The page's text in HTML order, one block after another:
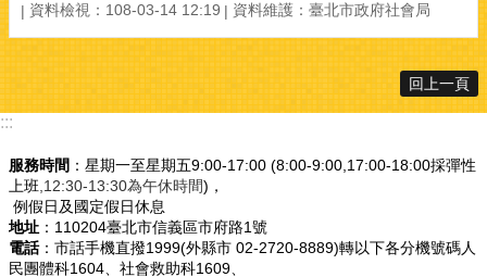
資料檢視：108-03-14 12:19
資料維護：臺北市政府社會局
回上一頁
:::
服務時間 ：星期一至星期五9:00-17:00 (8:00-9:00,17:00-18:00採彈性
上班 ,12:30-13:30為午休時間)，
例假日及國定假日休息
地址 ：110204臺北市信義區市府路1號
電話：市話手機直撥1999(外縣市 02-2720-8889)轉以下各分機號碼人
民團體科1604、社會救助科1609、